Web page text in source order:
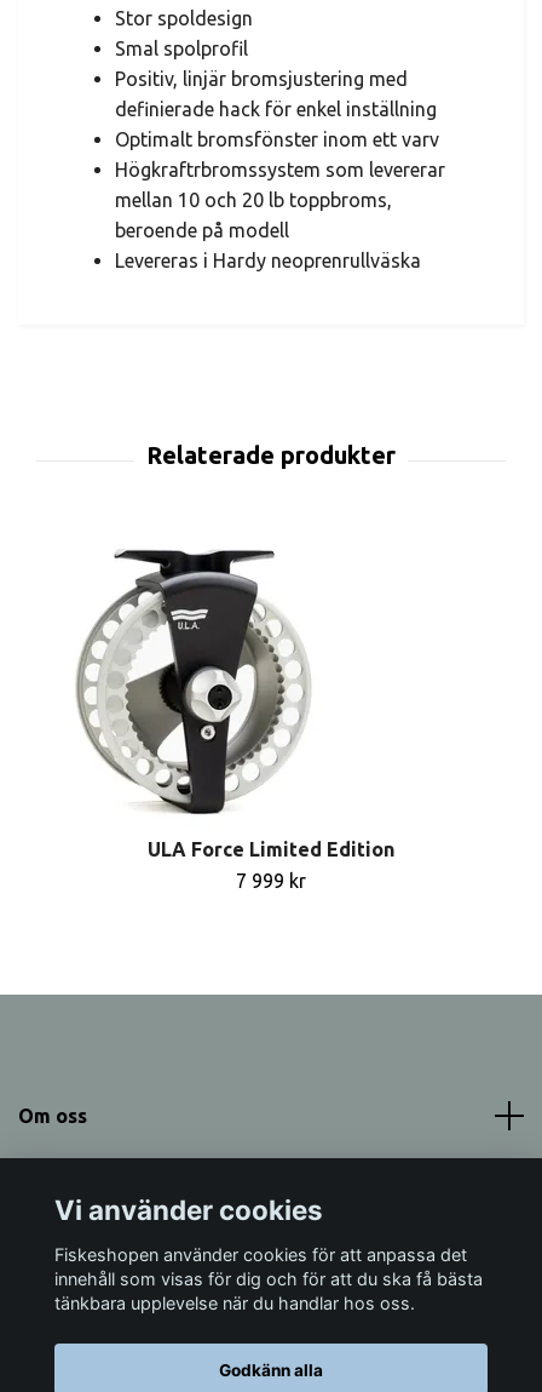
Stor spoldesign
Smal spolprofil
Positiv, linjär bromsjustering med
definierade hack för enkel inställning
Optimalt bromsfönster inom ett varv
Högkraftrbromssystem som levererar
mellan 10 och 20 lb toppbroms,
beroende på modell
Levereras i Hardy neoprenrullväska
ULA Force Limited Edition
7 999 kr
Om oss
Sociala medier
Vi använder cookies
Fiskeshopen använder cookies för att anpassa det
innehåll som visas för dig och för att du ska få bästa
tänkbara upplevelse när du handlar hos oss.
Godkänn alla